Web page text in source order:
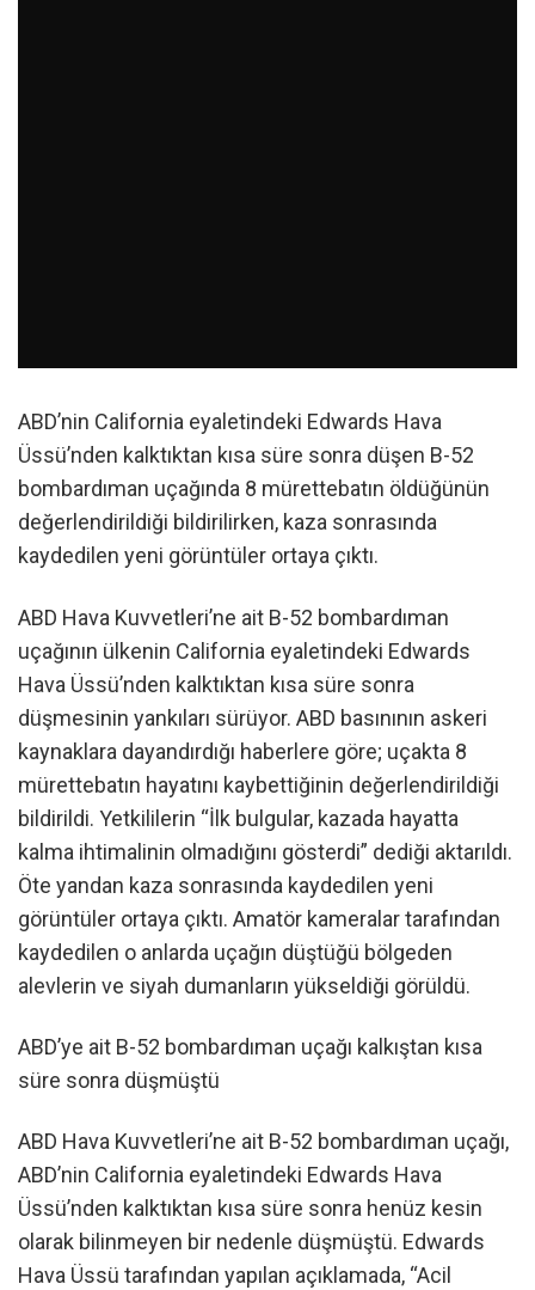
ABD’nin California eyaletindeki Edwards Hava
Üssü’nden kalktıktan kısa süre sonra düşen B-52
bombardıman uçağında 8 mürettebatın öldüğünün
değerlendirildiği bildirilirken, kaza sonrasında
kaydedilen yeni görüntüler ortaya çıktı.
ABD Hava Kuvvetleri’ne ait B-52 bombardıman
uçağının ülkenin California eyaletindeki Edwards
Hava Üssü’nden kalktıktan kısa süre sonra
düşmesinin yankıları sürüyor. ABD basınının askeri
kaynaklara dayandırdığı haberlere göre; uçakta 8
mürettebatın hayatını kaybettiğinin değerlendirildiği
bildirildi. Yetkililerin “İlk bulgular, kazada hayatta
kalma ihtimalinin olmadığını gösterdi” dediği aktarıldı.
Öte yandan kaza sonrasında kaydedilen yeni
görüntüler ortaya çıktı. Amatör kameralar tarafından
kaydedilen o anlarda uçağın düştüğü bölgeden
alevlerin ve siyah dumanların yükseldiği görüldü.
ABD’ye ait B-52 bombardıman uçağı kalkıştan kısa
süre sonra düşmüştü
ABD Hava Kuvvetleri’ne ait B-52 bombardıman uçağı,
ABD’nin California eyaletindeki Edwards Hava
Üssü’nden kalktıktan kısa süre sonra henüz kesin
olarak bilinmeyen bir nedenle düşmüştü. Edwards
Hava Üssü tarafından yapılan açıklamada, “Acil